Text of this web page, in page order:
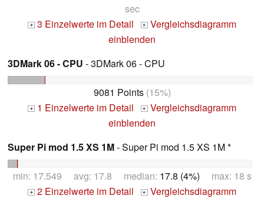
sec
+ 3 Einzelwerte im Detail + Vergleichsdiagramm
einblenden
3DMark 06 - CPU - 3DMark 06 - CPU
9081 Points(15%)
+ 1 Einzelwerte im Detail + Vergleichsdiagramm
einblenden
Super Pi mod 1.5 XS 1M- Super Pi mod 1.5 XS 1M *
min: 17.549 avg: 17.8 median: 17.8 (4%) max: 18 s
+ 2 Einzelwerte im Detail + Vergleichsdiagramm